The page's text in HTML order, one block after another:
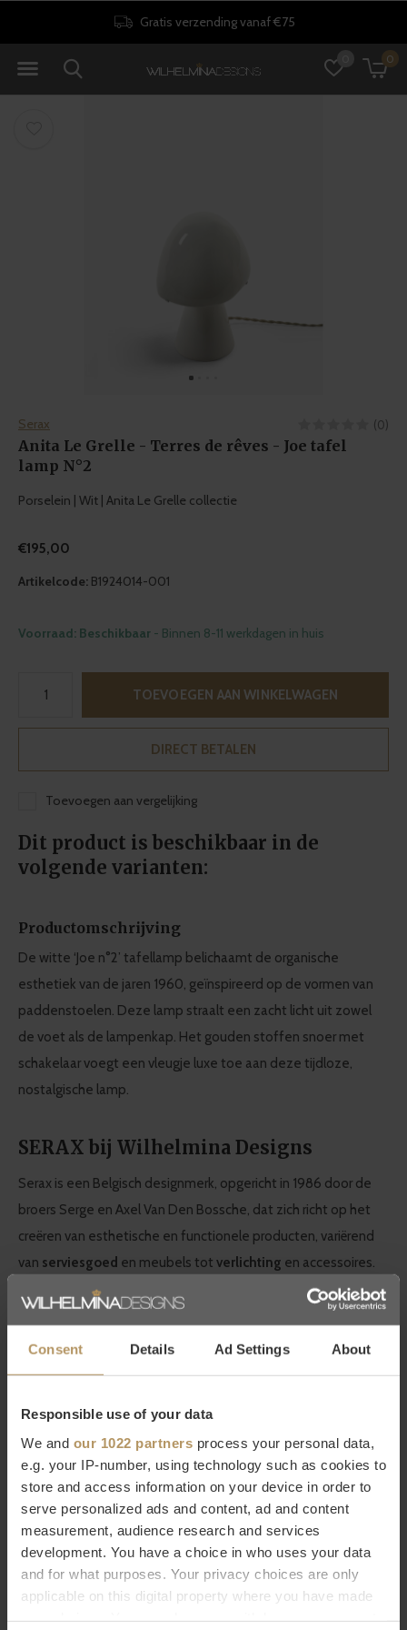
Consent Details Ad Settings About
Responsible use of your data
We and our 1022 partners process your personal data,
e.g. your IP-number, using technology such as cookies to
store and access information on your device in order to
serve personalized ads and content, ad and content
measurement, audience research and services
development. You have a choice in who uses your data
and for what purposes. Your privacy choices are only
applicable on this digital property where you have made
0
Gratis verzending vanaf €75
Serax (0)
Anita Le Grelle - Terres de rêves - Joe tafel
lamp N°2
Porselein | Wit | Anita Le Grelle collectie
€195,00
Artikelcode: B1924014-001
Voorraad: Beschikbaar - Binnen 8-11 werkdagen in huis
TOEVOEGEN AAN WINKELWAGEN
DIRECT BETALEN
Toevoegen aan vergelijking
Dit product is beschikbaar in de
volgende varianten:
Productomschrijving
De witte ‘Joe n°2’ tafellamp belichaamt de organische
esthetiek van de jaren 1960, geïnspireerd op de vormen van
paddenstoelen. Deze lamp straalt een zacht licht uit zowel
de voet als de lampenkap. Het gouden stoffen snoer met
schakelaar voegt een vleugje luxe toe aan deze tijdloze,
nostalgische lamp.
SERAX bij Wilhelmina Designs
Serax is een Belgisch designmerk, opgericht in 1986 door de
broers Serge en Axel Van Den Bossche, dat zich richt op het
creëren van esthetische en functionele producten, variërend
van serviesgoed en meubels tot verlichting en accessoires.
Met een Europees ontwerpteam en een internationaal
productieproces heeft Serax een sterke aanwezigheid in
toprestaurants, hotels en designwinkels.
specifiek product? Neem dan contact op met onze
klantenservice.Direct bestellen kan natuurlijk ook, gebruik
hiervoor de bestelknop, het duurt slechts 2 minuten.Ben je
niet helemaal tevreden met je aankoop? Bij WDS krijg je
dagen bedenktijd.
Specificaties
Merk
SERAX